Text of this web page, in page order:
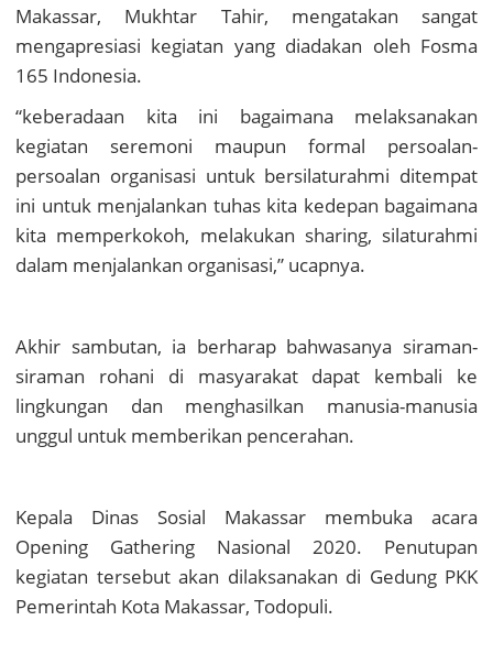
Makassar, Mukhtar Tahir, mengatakan sangat
mengapresiasi kegiatan yang diadakan oleh Fosma
165 Indonesia.
“keberadaan kita ini bagaimana melaksanakan
kegiatan seremoni maupun formal persoalan-
persoalan organisasi untuk bersilaturahmi ditempat
ini untuk menjalankan tuhas kita kedepan bagaimana
kita memperkokoh, melakukan sharing, silaturahmi
dalam menjalankan organisasi,” ucapnya.
Akhir sambutan, ia berharap bahwasanya siraman-
siraman rohani di masyarakat dapat kembali ke
lingkungan dan menghasilkan manusia-manusia
unggul untuk memberikan pencerahan.
Kepala Dinas Sosial Makassar membuka acara
Opening Gathering Nasional 2020. Penutupan
kegiatan tersebut akan dilaksanakan di Gedung PKK
Pemerintah Kota Makassar, Todopuli.